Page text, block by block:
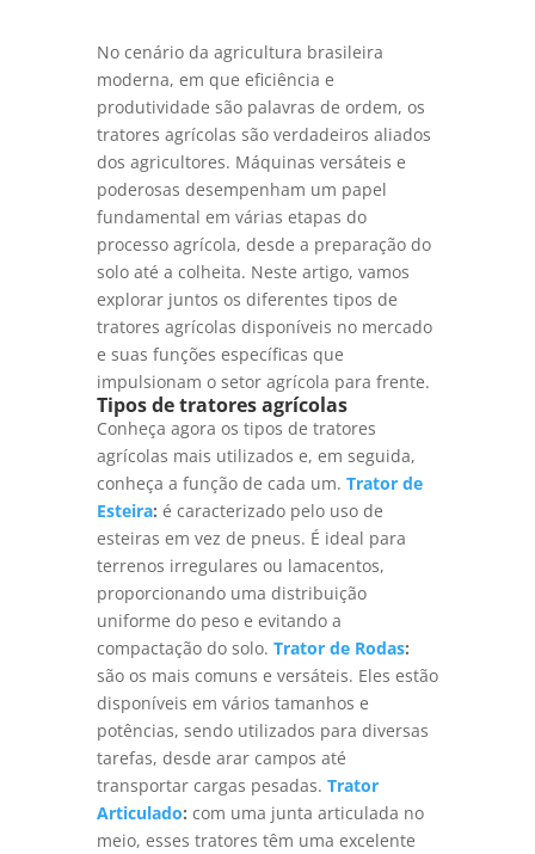
No cenário da agricultura brasileira
moderna, em que eficiência e
produtividade são palavras de ordem, os
tratores agrícolas são verdadeiros aliados
dos agricultores. Máquinas versáteis e
poderosas desempenham um papel
fundamental em várias etapas do
processo agrícola, desde a preparação do
solo até a colheita. Neste artigo, vamos
explorar juntos os diferentes tipos de
tratores agrícolas disponíveis no mercado
e suas funções específicas que
impulsionam o setor agrícola para frente.
Tipos de tratores agrícolas
Conheça agora os tipos de tratores
agrícolas mais utilizados e, em seguida,
conheça a função de cada um. Trator de
Esteira: é caracterizado pelo uso de
esteiras em vez de pneus. É ideal para
terrenos irregulares ou lamacentos,
proporcionando uma distribuição
uniforme do peso e evitando a
compactação do solo. Trator de Rodas:
são os mais comuns e versáteis. Eles estão
disponíveis em vários tamanhos e
potências, sendo utilizados para diversas
tarefas, desde arar campos até
transportar cargas pesadas. Trator
Articulado: com uma junta articulada no
meio, esses tratores têm uma excelente